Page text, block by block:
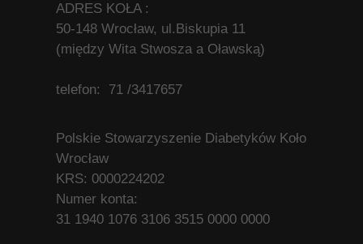
ADRES KOŁA :
50-148 Wrocław, ul.Biskupia 11
(między Wita Stwosza a Oławską)
telefon: 71 /3417657
Polskie Stowarzyszenie Diabetyków Koło
Wrocław
KRS: 0000224202
Numer konta:
31 1940 1076 3106 3515 0000 0000